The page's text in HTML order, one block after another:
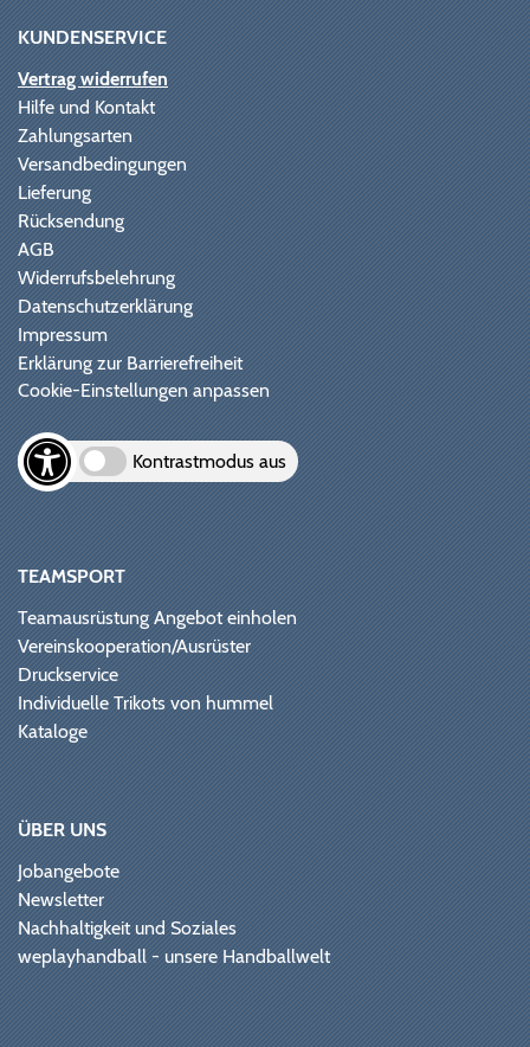
KUNDENSERVICE
Vertrag widerrufen
Hilfe und Kontakt
Zahlungsarten
Versandbedingungen
Lieferung
Rücksendung
AGB
Widerrufsbelehrung
Datenschutzerklärung
Impressum
Erklärung zur Barrierefreiheit
Cookie-Einstellungen anpassen
Kontrastmodus aus
TEAMSPORT
Teamausrüstung Angebot einholen
Vereinskooperation/Ausrüster
Druckservice
Individuelle Trikots von hummel
Kataloge
ÜBER UNS
Jobangebote
Newsletter
Nachhaltigkeit und Soziales
weplayhandball - unsere Handballwelt